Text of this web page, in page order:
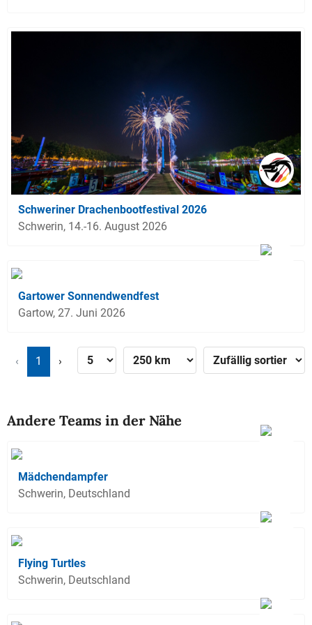
Schweriner Drachenbootfestival 2026
Schwerin, 14.-16. August 2026
Gartower Sonnendwendfest
Gartow, 27. Juni 2026
‹ 1 ›
Andere Teams in der Nähe
Mädchendampfer
Schwerin, Deutschland
Flying Turtles
Schwerin, Deutschland